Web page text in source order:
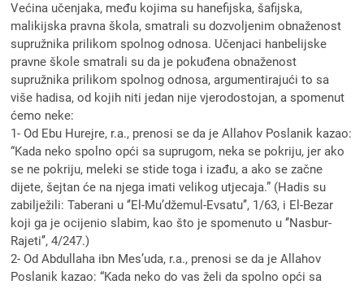
Većina učenjaka, među kojima su hanefijska, šafijska,
malikijska pravna škola, smatrali su dozvoljenim obnaženost
supružnika prilikom spolnog odnosa. Učenjaci hanbelijske
pravne škole smatrali su da je pokuđena obnaženost
supružnika prilikom spolnog odnosa, argumentirajući to sa
više hadisa, od kojih niti jedan nije vjerodostojan, a spomenut
ćemo neke:
1- Od Ebu Hurejre, r.a., prenosi se da je Allahov Poslanik kazao:
“Kada neko spolno opći sa suprugom, neka se pokriju, jer ako
se ne pokriju, meleki se stide toga i izađu, a ako se začne
dijete, šejtan će na njega imati velikog utjecaja.” (Hadis su
zabilježili: Taberani u ‘’El-Mu’džemul-Evsatu’’, 1/63, i El-Bezar
koji ga je ocijenio slabim, kao što je spomenuto u ‘’Nasbur-
Rajeti’’, 4/247.)
2- Od Abdullaha ibn Mes’uda, r.a., prenosi se da je Allahov
Poslanik kazao: “Kada neko do vas želi da spolno opći sa